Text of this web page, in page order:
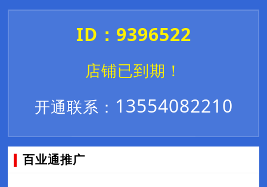
ID：9396522
店铺已到期！
开通联系： 13554082210
百业通推广